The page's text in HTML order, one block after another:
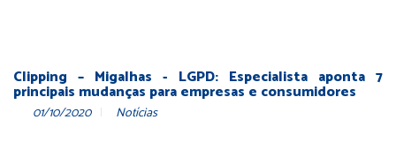
Clipping – Migalhas - LGPD: Especialista aponta 7
principais mudanças para empresas e consumidores
01/10/2020 Notícias